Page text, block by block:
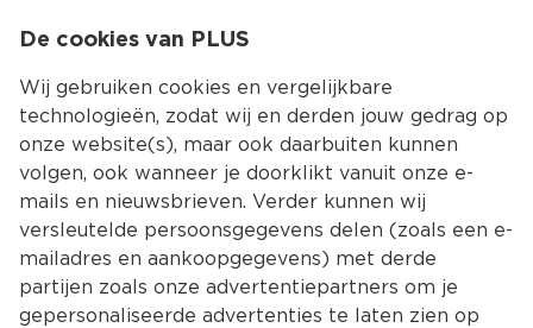
Kies jouw
De cookies van PLUS
Wij gebruiken cookies en vergelijkbare
technologieën, zodat wij en derden jouw gedrag op
onze website(s), maar ook daarbuiten kunnen
volgen, ook wanneer je doorklikt vanuit onze e-
mails en nieuwsbrieven. Verder kunnen wij
versleutelde persoonsgegevens delen (zoals een e-
mailadres en aankoopgegevens) met derde
partijen zoals onze advertentiepartners om je
gepersonaliseerde advertenties te laten zien op